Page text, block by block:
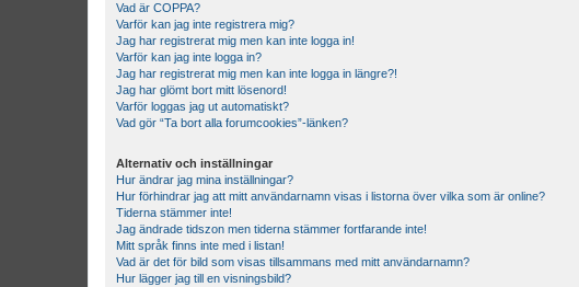
Vad är COPPA?
Varför kan jag inte registrera mig?
Jag har registrerat mig men kan inte logga in!
Varför kan jag inte logga in?
Jag har registrerat mig men kan inte logga in längre?!
Jag har glömt bort mitt lösenord!
Varför loggas jag ut automatiskt?
Vad gör “Ta bort alla forumcookies”-länken?
Alternativ och inställningar
Hur ändrar jag mina inställningar?
Hur förhindrar jag att mitt användarnamn visas i listorna över vilka som är online?
Tiderna stämmer inte!
Jag ändrade tidszon men tiderna stämmer fortfarande inte!
Mitt språk finns inte med i listan!
Vad är det för bild som visas tillsammans med mitt användarnamn?
Hur lägger jag till en visningsbild?